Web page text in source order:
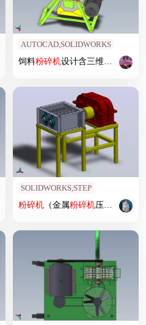
AUTOCAD,SOLIDWORKS
饲料粉碎机设计含三维SW 模型
18可编辑
SOLIDWORKS,STEP
粉碎机（金属粉碎机压碎机）